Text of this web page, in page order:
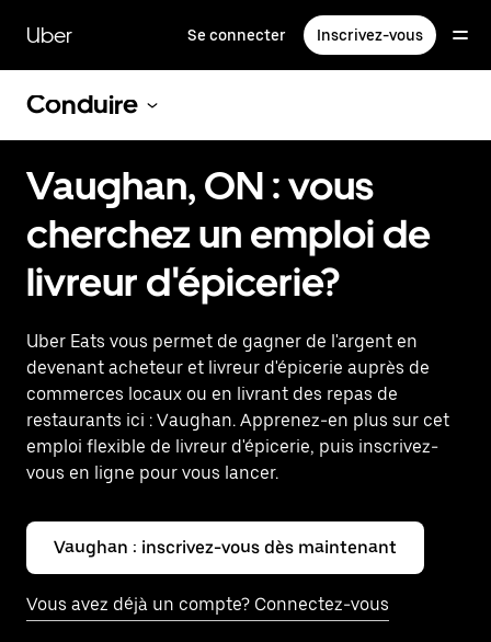
contenu
principal
Uber Se connecter Inscrivez-vous
Conduire
Vaughan, ON : vous
cherchez un emploi de
livreur d'épicerie?
Uber Eats vous permet de gagner de l'argent en
devenant acheteur et livreur d'épicerie auprès de
commerces locaux ou en livrant des repas de
restaurants ici : Vaughan. Apprenez-en plus sur cet
emploi flexible de livreur d'épicerie, puis inscrivez-
vous en ligne pour vous lancer.
Vaughan : inscrivez-vous dès maintenant
Vous avez déjà un compte? Connectez-vous